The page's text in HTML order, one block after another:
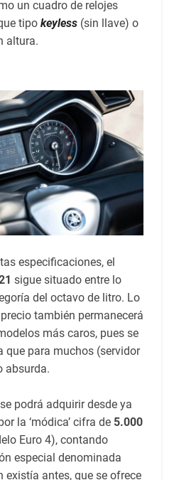
un cuadro de relojes
tipo keyless(sin llave) o
altura.
especificaciones, el
sigue situado entre lo
del octavo de litro. Lo
también permanecerá
más caros, pues se
que para muchos (servidor
absurda.
podrá adquirir desde ya
la ‘módica’ cifra de 5.000
Euro 4), contando
especial denominada
existía antes, que se ofrece